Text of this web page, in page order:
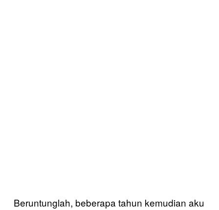
Beruntunglah, beberapa tahun kemudian aku